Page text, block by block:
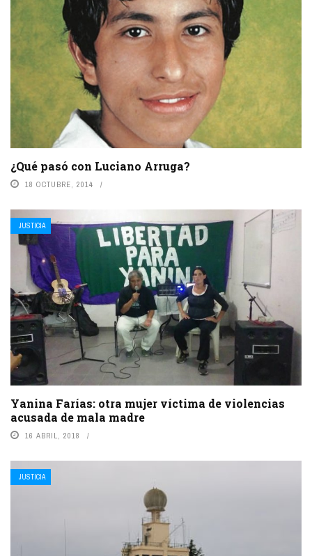
¿Qué pasó con Luciano Arruga?
18 OCTUBRE, 2014
JUSTICIA
Yanina Farías: otra mujer víctima de violencias
acusada de mala madre
16 ABRIL, 2018
JUSTICIA